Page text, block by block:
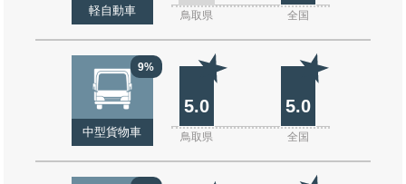
軽自動車 鳥取県 全国
9%
中型貨物車
5.0 5.0
鳥取県 全国